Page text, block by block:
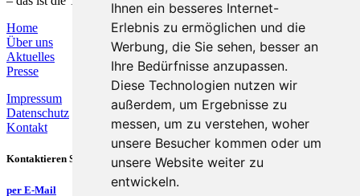
Ihnen ein besseres Internet-
Erlebnis zu ermöglichen und die
Werbung, die Sie sehen, besser an
Ihre Bedürfnisse anzupassen.
Diese Technologien nutzen wir
außerdem, um Ergebnisse zu
messen, um zu verstehen, woher
unsere Besucher kommen oder um
unsere Website weiter zu
entwickeln.
Home
Über uns
Aktuelles
Presse
Impressum
Datenschutz
Kontakt
Kontaktieren Sie uns
per E-Mail